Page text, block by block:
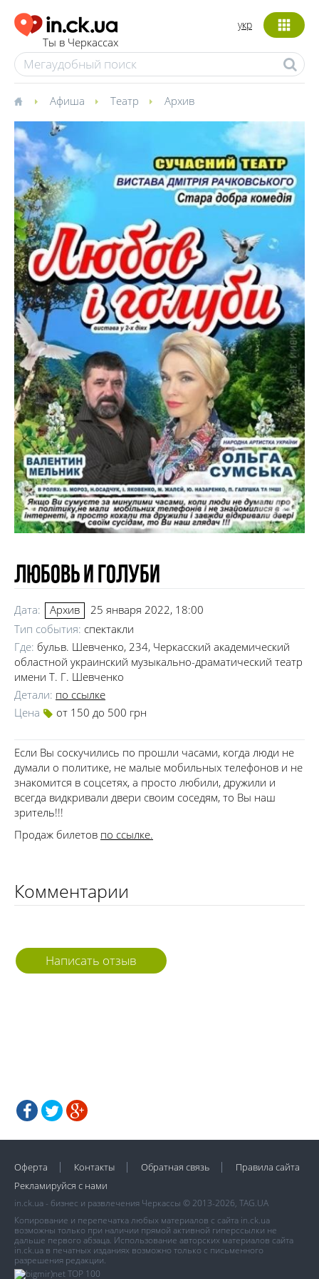
Ты в Черкассах
укр
Афиша Театр Архив
Любовь и голуби
Дата: Архив
25 января 2022, 18:00
Тип события: спектакли
Где: бульв. Шевченко, 234, Черкасский академический
областной украинский музыкально-драматический театр
имени Т. Г. Шевченко
Детали: по ссылке
Цена
от 150 до 500 грн
Если Вы соскучились по прошли часами, когда люди не
думали о политике, не малые мобильных телефонов и не
знакомится в соцсетях, а просто любили, дружили и
всегда видкривали двери своим соседям, то Вы наш
зритель!!!
Продаж билетов по ссылке.
Комментарии
Написать отзыв
Оферта Контакты Обратная связь
Правила сайта
Рекламируйся с нами
in.ck.ua - бизнес и развлечения Черкассы © 2013-2026, TAG.UA
Копирование и перепечатка любых материалов с сайта in.ck.ua
возможны только при наличии прямой активной гиперссылки не
дальше первого абзаца. Использование авторских материалов сайта
in.ck.ua в печатных изданиях возможно только с письменного
разрешения редакции.